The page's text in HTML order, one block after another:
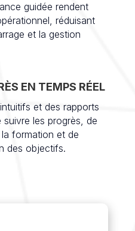
guidée rendent
réduisant
et la gestion
EN TEMPS RÉEL
et des rapports
les progrès, de
formation et de
des objectifs.